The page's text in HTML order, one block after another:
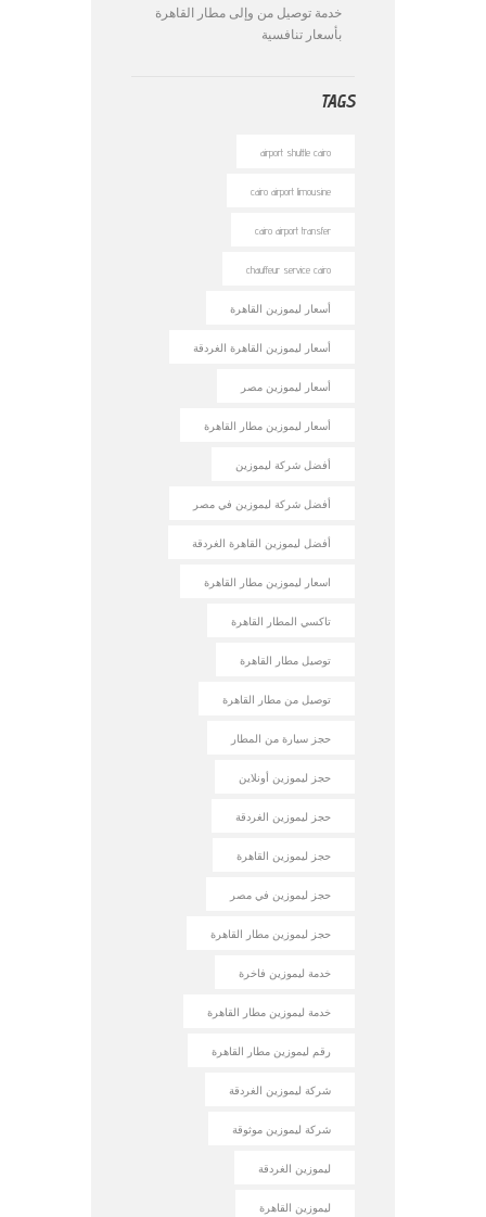
خدمة توصيل من وإلى مطار القاهرة
بأسعار تنافسية
TAGS
airport shuttle cairo
cairo airport limousine
cairo airport transfer
chauffeur service cairo
أسعار ليموزين القاهرة
أسعار ليموزين القاهرة الغردقة
أسعار ليموزين مصر
أسعار ليموزين مطار القاهرة
أفضل شركة ليموزين
أفضل شركة ليموزين في مصر
أفضل ليموزين القاهرة الغردقة
اسعار ليموزين مطار القاهرة
تاكسي المطار القاهرة
توصيل مطار القاهرة
توصيل من مطار القاهرة
حجز سيارة من المطار
حجز ليموزين أونلاين
حجز ليموزين الغردقة
حجز ليموزين القاهرة
حجز ليموزين في مصر
حجز ليموزين مطار القاهرة
خدمة ليموزين فاخرة
خدمة ليموزين مطار القاهرة
رقم ليموزين مطار القاهرة
شركة ليموزين الغردقة
شركة ليموزين موثوقة
ليموزين الغردقة
ليموزين القاهرة